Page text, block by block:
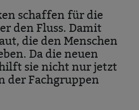
schaffen für die
den Fluss. Damit
die den Menschen
Da die neuen
sie nicht nur jetzt
der Fachgruppen